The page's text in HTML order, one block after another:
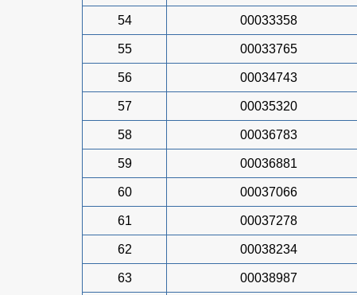
54 00033358
55 00033765
56 00034743
57 00035320
58 00036783
59 00036881
60 00037066
61 00037278
62 00038234
63 00038987